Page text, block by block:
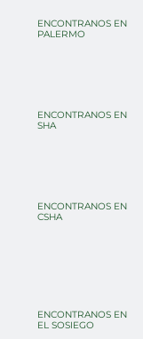
ENCONTRANOS EN
PALERMO
ENCONTRANOS EN
SHA
ENCONTRANOS EN
CSHA
ENCONTRANOS EN
EL SOSIEGO